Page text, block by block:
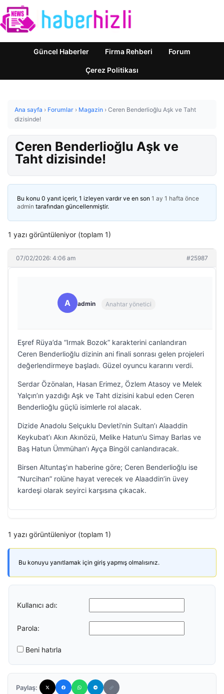
Güncel Haberler Firma Rehberi Forum
Çerez Politikası
Ana sayfa › Forumlar › Magazin › Ceren Benderlioğlu Aşk ve Taht
dizisinde!
Ceren Benderlioğlu Aşk ve
Taht dizisinde!
Bu konu 0 yanıt içerir, 1 izleyen vardır ve en son 1 ay 1 hafta önce
admin tarafından güncellenmiştir.
1 yazı görüntüleniyor (toplam 1)
07/02/2026: 4:06 am #25987
A admin Anahtar yönetici
Eşref Rüya’da “Irmak Bozok” karakterini canlandıran
Ceren Benderlioğlu dizinin ani finali sonrası gelen projeleri
değerlendirmeye başladı. Güzel oyuncu kararını verdi.
Serdar Özönalan, Hasan Erimez, Özlem Atasoy ve Melek
Yalçın’ın yazdığı Aşk ve Taht dizisini kabul eden Ceren
Benderlioğlu güçlü isimlerle rol alacak.
Dizide Anadolu Selçuklu Devleti’nin Sultan’ı Alaaddin
Keykubat’ı Akın Akınözü, Melike Hatun’u Simay Barlas ve
Baş Hatun Ümmühan’ı Ayça Bingöl canlandıracak.
Birsen Altuntaş’ın haberine göre; Ceren Benderlioğlu ise
“Nurcihan” rolüne hayat verecek ve Alaaddin’in üvey
kardeşi olarak seyirci karşısına çıkacak.
1 yazı görüntüleniyor (toplam 1)
Bu konuyu yanıtlamak için giriş yapmış olmalısınız.
Kullanıcı adı:
Parola:
Beni hatırla
Paylaş: